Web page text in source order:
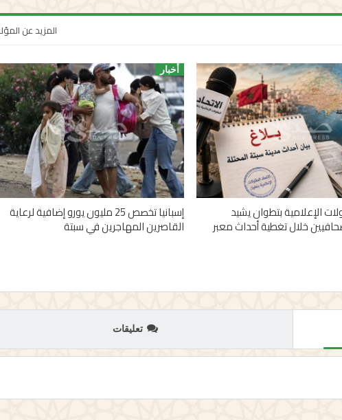
المزيد عن
الإعلامية بتطوان يشيد
خلال تغطية أحداث معبر
أخبار
إسبانيا تخصص 25 مليون يورو إضافية لرعاية
القاصرين المهاجرين في سبتة
تعليقات